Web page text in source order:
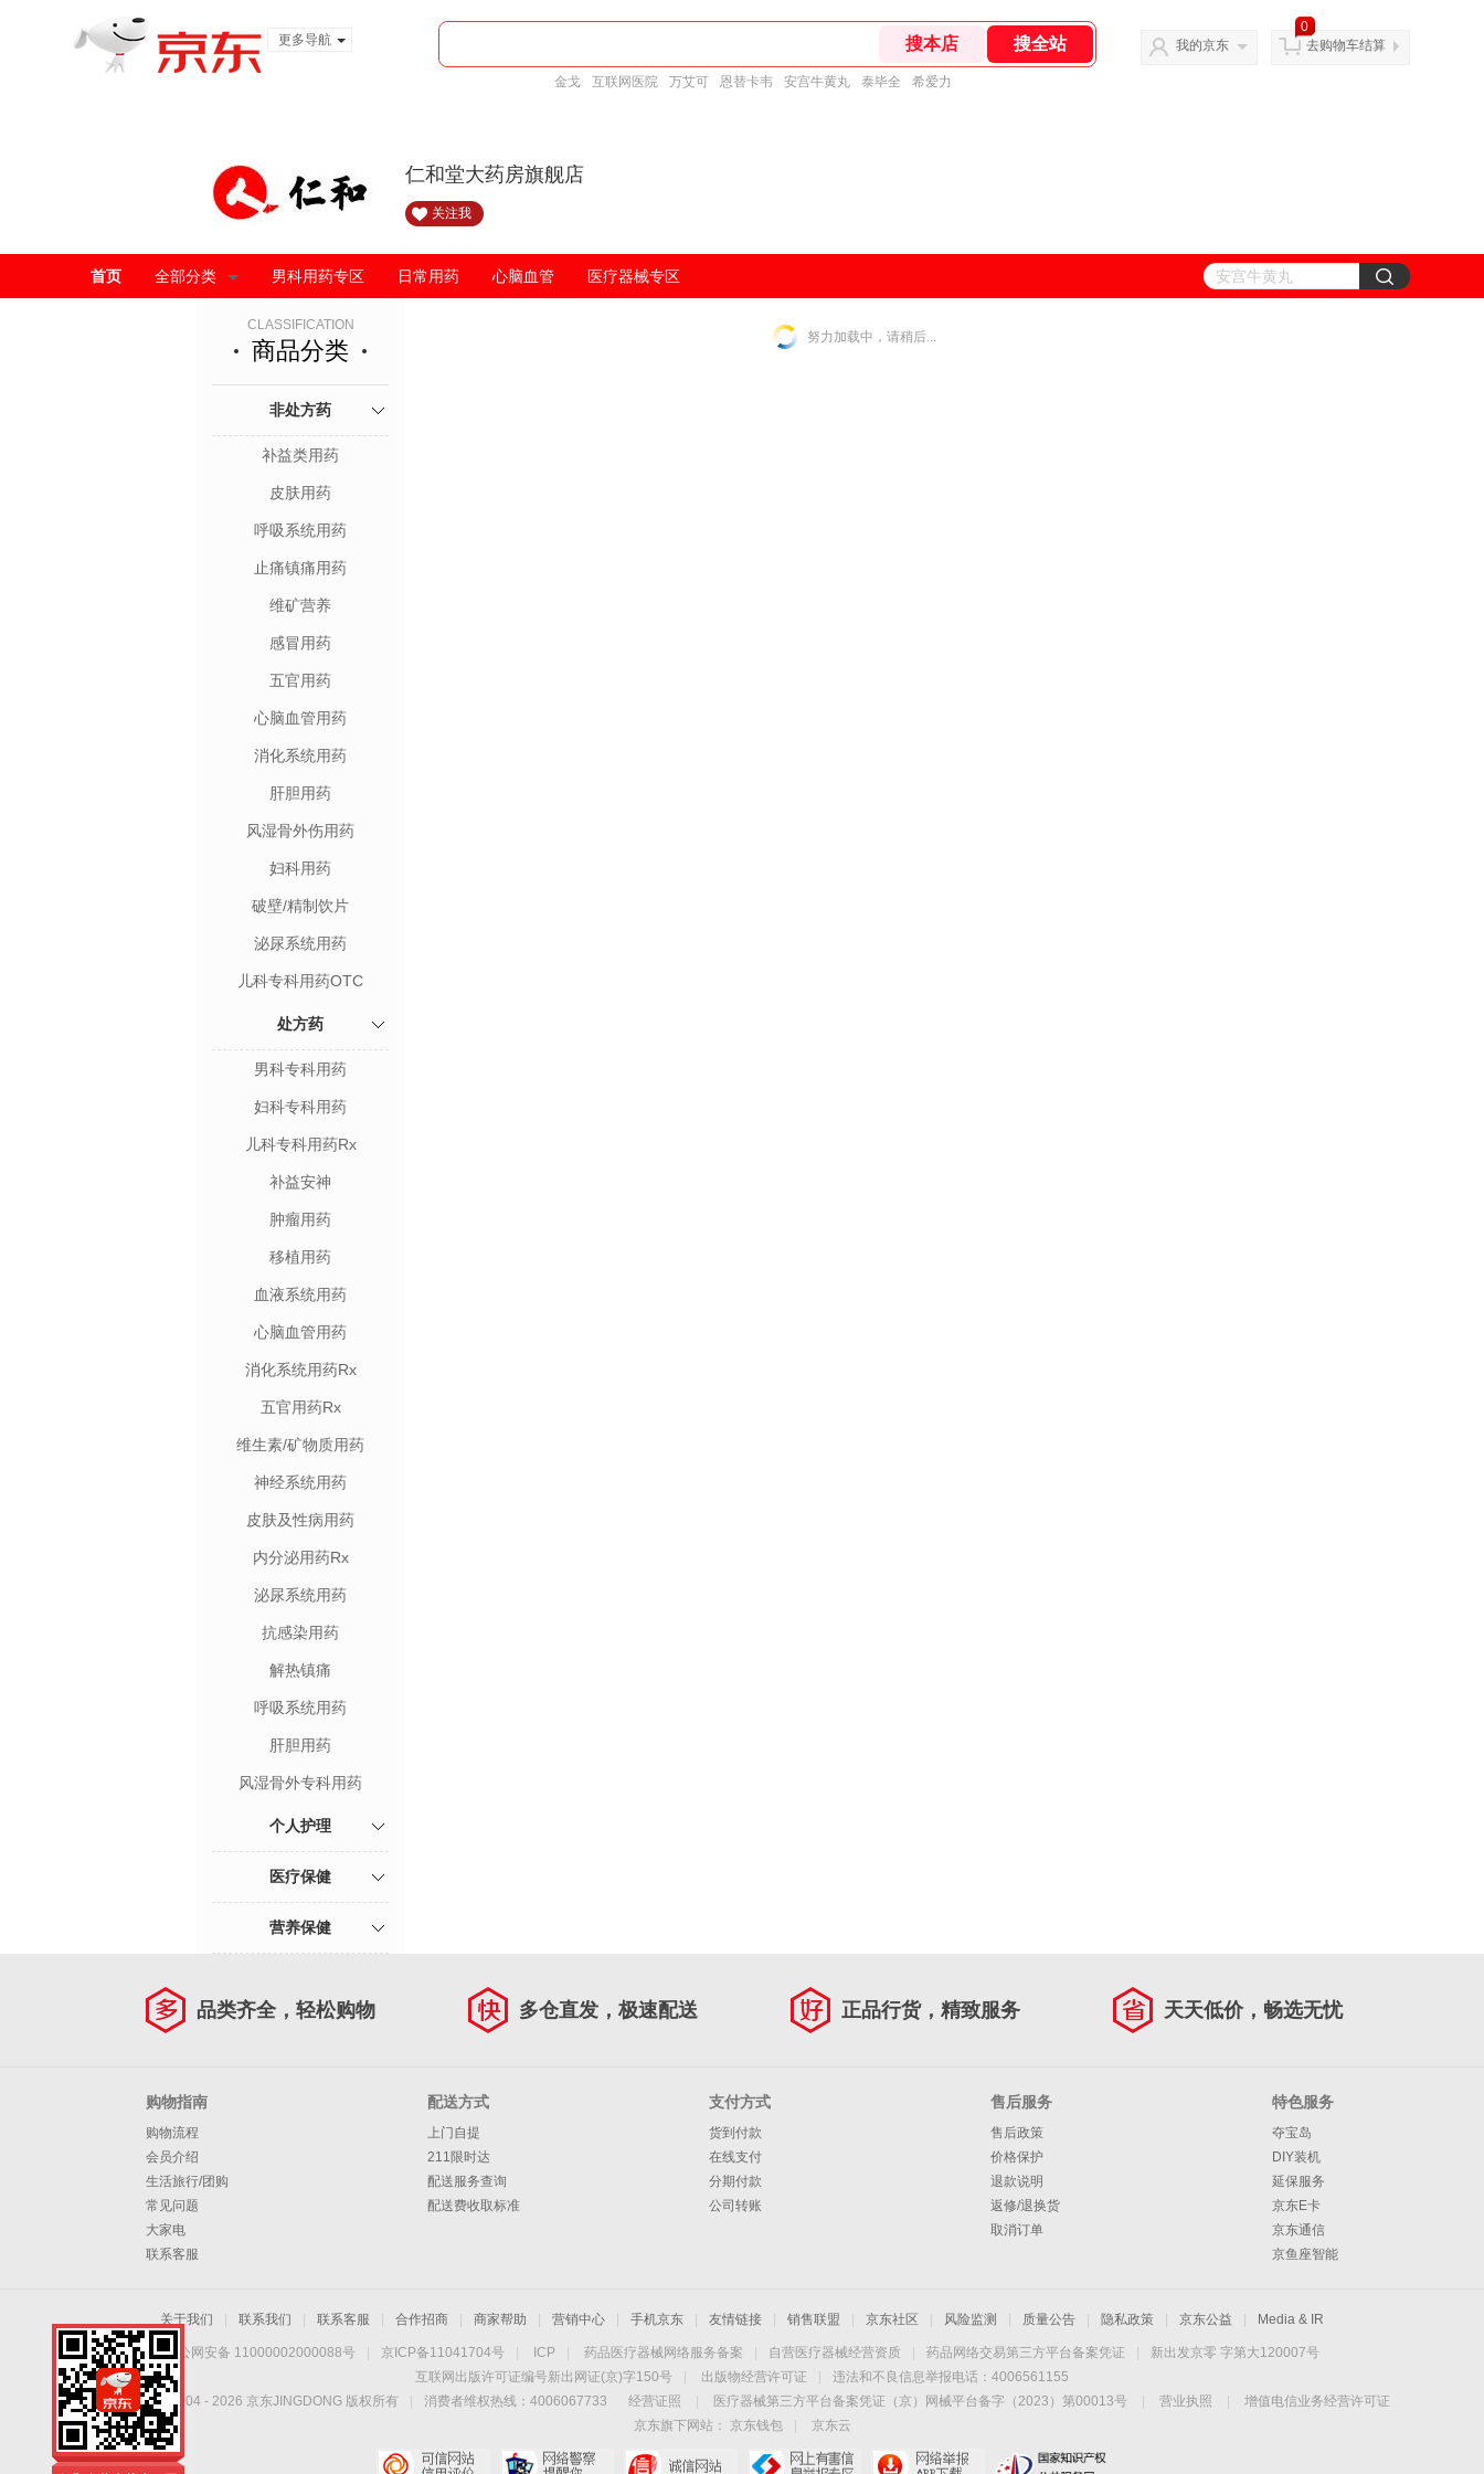
更多导航
金戈 互联网医院 万艾可 恩替卡韦 安宫牛黄丸 泰毕全 希爱力
我的京东
0
去购物车结算
仁和堂大药房旗舰店
关注我
首页 全部分类 男科用药专区 日常用药 心脑血管 医疗器械专区
CLASSIFICATION
商品分类
非处方药
补益类用药
皮肤用药
呼吸系统用药
止痛镇痛用药
维矿营养
感冒用药
五官用药
心脑血管用药
消化系统用药
肝胆用药
风湿骨外伤用药
妇科用药
破壁/精制饮片
泌尿系统用药
儿科专科用药OTC
处方药
男科专科用药
妇科专科用药
儿科专科用药Rx
补益安神
肿瘤用药
移植用药
血液系统用药
心脑血管用药
消化系统用药Rx
五官用药Rx
维生素/矿物质用药
神经系统用药
皮肤及性病用药
内分泌用药Rx
泌尿系统用药
抗感染用药
解热镇痛
呼吸系统用药
肝胆用药
风湿骨外专科用药
个人护理
医疗保健
营养保健
努力加载中，请稍后...
品类齐全，轻松购物 多仓直发，极速配送 正品行货，精致服务 天天低价，畅选无忧
购物指南
购物流程
会员介绍
生活旅行/团购
常见问题
大家电
联系客服
配送方式
上门自提
211限时达
配送服务查询
配送费收取标准
支付方式
货到付款
在线支付
分期付款
公司转账
售后服务
售后政策
价格保护
退款说明
返修/退换货
取消订单
特色服务
夺宝岛
DIY装机
延保服务
京东E卡
京东通信
京鱼座智能
关于我们 联系我们 联系客服 合作招商 商家帮助 营销中心 手机京东 友情链接 销售联盟 京东社区 风险监测 质量公告 隐私政策 京东公益 Media & IR
京公网安备 11000002000088号 京ICP备11041704号 ICP 药品医疗器械网络服务备案 自营医疗器械经营资质 药品网络交易第三方平台备案凭证
新出发京零 字第大120007号
互联网出版许可证编号新出网证(京)字150号
出版物经营许可证
违法和不良信息举报电话：4006561155
Copyright © 2004 - 2026 京东JINGDONG 版权所有 消费者维权热线：4006067733 经营证照 医疗器械第三方平台备案凭证（京）网械平台备字（2023）第00013号 营业执照
增值电信业务经营许可证
京东旗下网站：
京东钱包
京东云
仁和自营大药房，正
品保障